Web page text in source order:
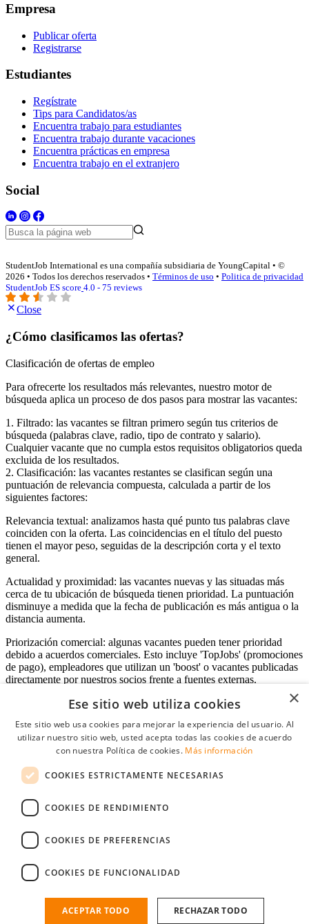
Empresa
Publicar oferta
Registrarse
Estudiantes
Regístrate
Tips para Candidatos/as
Encuentra trabajo para estudiantes
Encuentra trabajo durante vacaciones
Encuentra prácticas en empresa
Encuentra trabajo en el extranjero
Social
StudentJob International es una compañía subsidiaria de YoungCapital • ©
2026 • Todos los derechos reservados • Términos de uso • Politica de privacidad
StudentJob ES score 4.0 - 75 reviews
Close
¿Cómo clasificamos las ofertas?
Clasificación de ofertas de empleo
Para ofrecerte los resultados más relevantes, nuestro motor de
búsqueda aplica un proceso de dos pasos para mostrar las vacantes:
1. Filtrado: las vacantes se filtran primero según tus criterios de
búsqueda (palabras clave, radio, tipo de contrato y salario).
Cualquier vacante que no cumpla estos requisitos obligatorios queda
excluida de los resultados.
2. Clasificación: las vacantes restantes se clasifican según una
puntuación de relevancia compuesta, calculada a partir de los
siguientes factores:
Relevancia textual: analizamos hasta qué punto tus palabras clave
coinciden con la oferta. Las coincidencias en el título del puesto
tienen el mayor peso, seguidas de la descripción corta y el texto
general.
Actualidad y proximidad: las vacantes nuevas y las situadas más
cerca de tu ubicación de búsqueda tienen prioridad. La puntuación
disminuye a medida que la fecha de publicación es más antigua o la
distancia aumenta.
Priorización comercial: algunas vacantes pueden tener prioridad
debido a acuerdos comerciales. Esto incluye 'TopJobs' (promociones
de pago), empleadores que utilizan un 'boost' o vacantes publicadas
directamente por nuestros socios frente a fuentes externas.
Acceso empresas
Contraseña
Recordarme
Conectarse
Registro gratuito empresas
Encuentre al candidato perfecto a tan sólo un par de clicks
×
Ese sitio web utiliza cookies
Este sitio web usa cookies para mejorar la experiencia del usuario. Al
utilizar nuestro sitio web, usted acepta todas las cookies de acuerdo
con nuestra Política de cookies. Más información
COOKIES ESTRICTAMENTE NECESARIAS
COOKIES DE RENDIMIENTO
COOKIES DE PREFERENCIAS
COOKIES DE FUNCIONALIDAD
ACEPTAR TODO RECHAZAR TODO